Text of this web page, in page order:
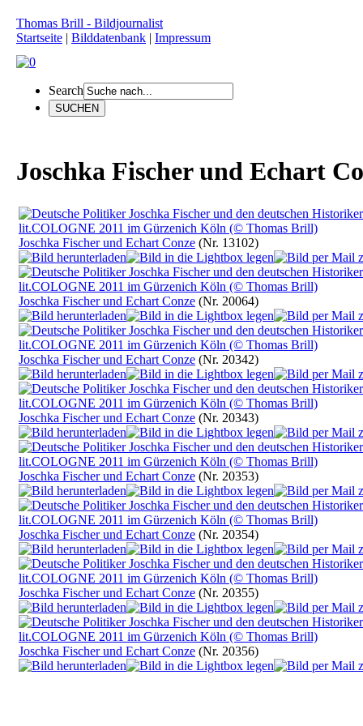
Thomas Brill - Bildjournalist
Startseite | Bilddatenbank | Impressum
Search
Joschka Fischer und Echart
Joschka Fischer und Echart Conze (Nr. 13102)
Joschka Fischer und Echart Conze (Nr. 20064)
Joschka Fischer und Echart Conze (Nr. 20342)
Joschka Fischer und Echart Conze (Nr. 20343)
Joschka Fischer und Echart Conze (Nr. 20353)
Joschka Fischer und Echart Conze (Nr. 20354)
Joschka Fischer und Echart Conze (Nr. 20355)
Joschka Fischer und Echart Conze (Nr. 20356)